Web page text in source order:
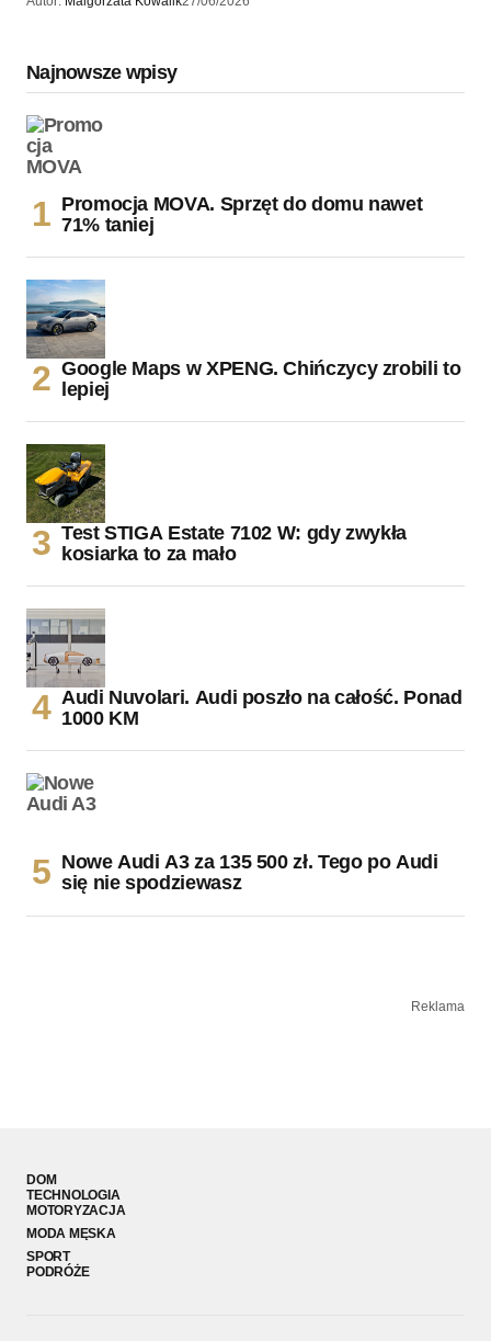
Najnowsze wpisy
Promocja MOVA. Sprzęt do domu nawet
71% taniej
Google Maps w XPENG. Chińczycy zrobili to
lepiej
Test STIGA Estate 7102 W: gdy zwykła
kosiarka to za mało
Audi Nuvolari. Audi poszło na całość. Ponad
1000 KM
Nowe Audi A3 za 135 500 zł. Tego po Audi
się nie spodziewasz
Reklama
DOM
TECHNOLOGIA
MOTORYZACJA
MODA MĘSKA
SPORT
PODRÓŻE